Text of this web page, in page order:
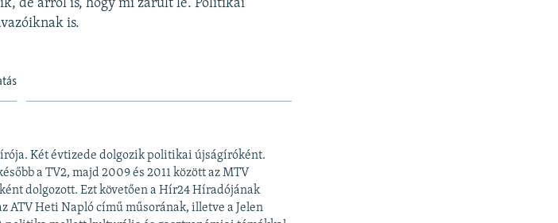
de arról is, hogy mi zárult le. Politikai
is.
Két évtizede dolgozik politikai újságíróként.
a TV2, majd 2009 és 2011 között az MTV
dolgozott. Ezt követően a Hír24 Híradójának
ATV Heti Napló című műsorának, illetve a Jelen